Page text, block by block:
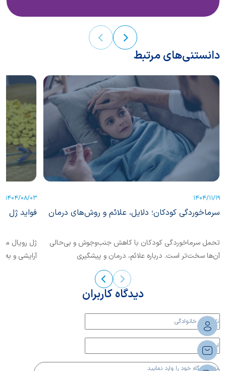
دانستنی‌های مرتبط
1404/11/19
سرماخوردگی کودکان؛ دلایل، علائم و روش‌های درمان
تحمل سرماخوردگی کودکان با کاهش جنب‌و‌‌جوش و بی‌حالی
آن‌ها سخت‌تر است. درباره علائم، درمان و پیشگیری
سرماخوردگی کودکان بیشتر بخوانیم.
1404/08/03
فواید ژل
ژل رویال
آرایشی و
دیدگاه کاربران